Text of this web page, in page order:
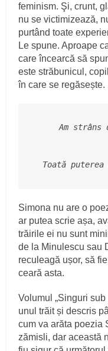
feminism. Şi, crunt,
nu se victimizează,
purtând toate
Le spune. Aproape
care încearcă să
este străbunicul,
în care se regăsește.
Am
Toată
Simona nu are o
ar putea scrie așa,
trăirile ei nu sunt
de la Minulescu sau
reculeagă ușor, să
ceară asta.
Volumul „Singuri
unul trăit și descris
cum va arăta poezia
zămisli, dar această